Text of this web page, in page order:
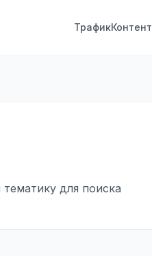
ТрафикКонтент
для поиска